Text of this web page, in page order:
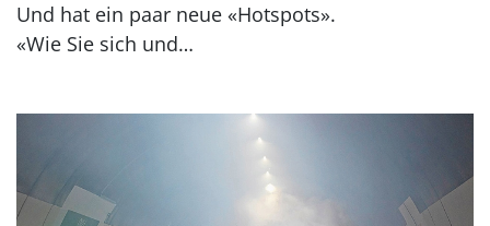
Und hat ein paar neue «Hotspots».
«Wie Sie sich und…